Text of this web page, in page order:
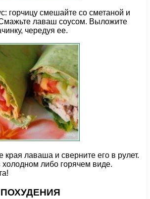
горчицу смешайте со сметаной и
лаваш соусом. Выложите
чередуя ее.
края лаваша и сверните его в рулет.
либо горячем виде.